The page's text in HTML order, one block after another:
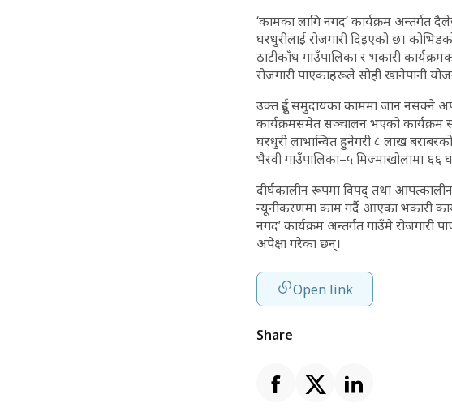
‘कामका लागि नगद’ कार्यक्रम अन्तर्गत
घरधुरीलाई रोजगारी दिइएको छ।
ठाटीकाँध गाउँपालिका र भकारी
रोजगारी पाएकाहरूले सोही खानेपानी
उक्त दुई समुदायका काममा जान नसक्ने
कार्यक्रमसमेत सञ्चालन भएको
घरधुरी लाभान्वित हुनेगरी ८ लाख
भैरवी गाउँपालिका–५ मिज्माखोलामा ६६
दीर्घकालीन रूपमा विपद् तथा
न्यूनीकरणमा काम गर्दै आएका भकारी
नगद’ कार्यक्रम अन्तर्गत गाउँमै रोजगारी
अपेक्षा गरेका छन्।
Open link
Share